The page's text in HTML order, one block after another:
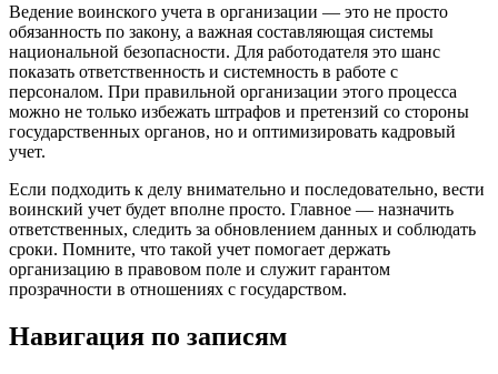
Ведение воинского учета в организации — это не просто
обязанность по закону, а важная составляющая системы
национальной безопасности. Для работодателя это шанс
показать ответственность и системность в работе с
персоналом. При правильной организации этого процесса
можно не только избежать штрафов и претензий со стороны
государственных органов, но и оптимизировать кадровый
учет.
Если подходить к делу внимательно и последовательно, вести
воинский учет будет вполне просто. Главное — назначить
ответственных, следить за обновлением данных и соблюдать
сроки. Помните, что такой учет помогает держать
организацию в правовом поле и служит гарантом
прозрачности в отношениях с государством.
Навигация по записям